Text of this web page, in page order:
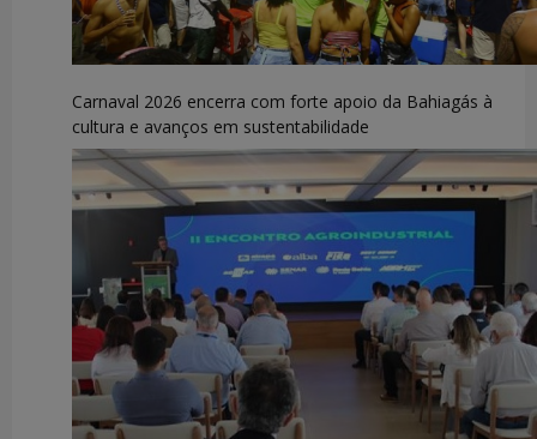
Carnaval 2026 encerra com forte apoio da Bahiagás à
cultura e avanços em sustentabilidade